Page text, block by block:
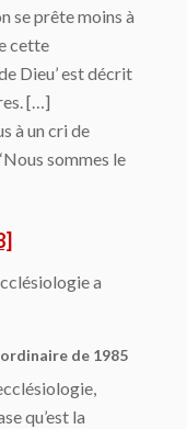
se prête moins à
cette
Dieu’ est décrit
[…]
à un cri de
sommes le
a
de 1985
qu’est la